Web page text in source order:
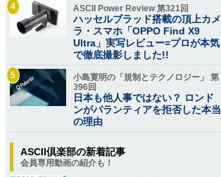
4 ASCII Power Review 第321回
ハッセルブラッド搭載の頂上カメ
ラ・スマホ「OPPO Find X9
Ultra」実写レビュー=プロが本気
で徹底撮影しました!!
5
小島寛明の「規制とテクノロジー」 第
396回
日本も他人事ではない？ ロンド
ンがパランティアを拒否した本当
の理由
ASCII倶楽部の新着記事
会員専用動画の紹介も！